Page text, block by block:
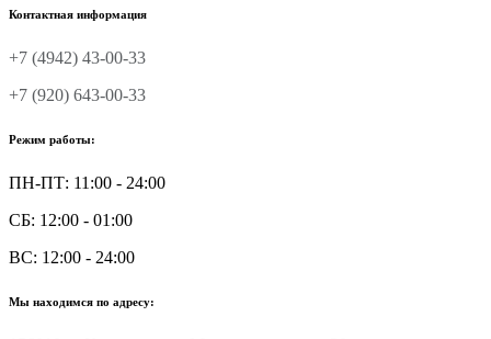
Контактная информация
+7 (4942) 43-00-33
+7 (920) 643-00-33
Режим работы:
ПН-ПТ: 11:00 - 24:00
СБ: 12:00 - 01:00
ВС: 12:00 - 24:00
Мы находимся по адресу: